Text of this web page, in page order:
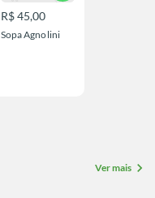
Sopa Agnolini
R$ 45,00
Ver mais chevron_right